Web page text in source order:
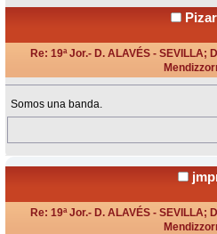
Re: 19ª Jor.- D. ALAVÉS - SEVILLA;
Somos una banda.
Re: 19ª Jor.- D. ALAVÉS - SEVILLA;